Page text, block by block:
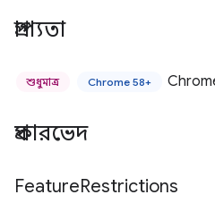
প্রাপ্যতা
শুধুমাত্র Chrome 58+
প্রকারভেদ
FeatureRestrictions